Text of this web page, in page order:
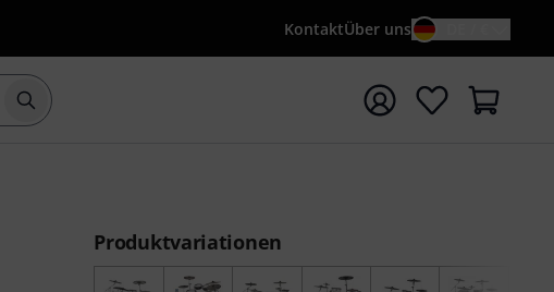
KontaktÜber uns
Suche mit Suchwort {searchTerm} starten
Produktvariationen